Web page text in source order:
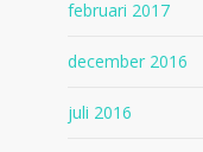
februari 2017
december 2016
juli 2016